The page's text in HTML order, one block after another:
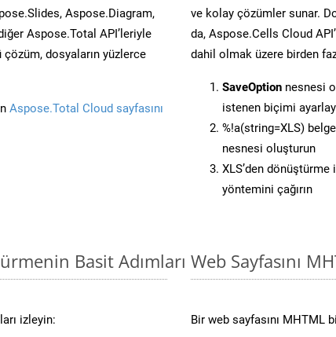
Aspose.Diagram,
Aspose.Total API’leriyle
dosyaların yüzlerce
Aspose.Total Cloud sayfasını
ve kolay çözümler sunar.
da, Aspose.Cells Cloud
dahil olmak üzere birden
SaveOption nesnesi
istenen biçimi
%!a(string=XLS)
nesnesi oluşturun
XLS’den dönüştürme
yöntemini çağırın
Basit Adımları
izleyin:
Web Sayfasını
Bir web sayfasını MHTML